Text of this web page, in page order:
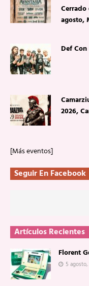
agosto,
Def
2026,
[Más eventos]
Seguir En Facebook
Artículos Recientes
Florent
5 agosto,